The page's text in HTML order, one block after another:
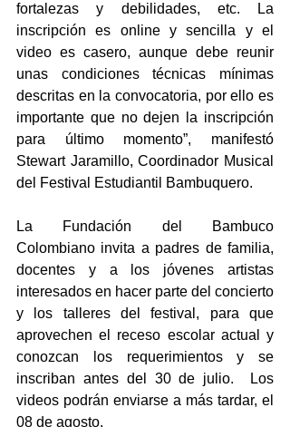
fortalezas y debilidades, etc. La
inscripción es online y sencilla y el
video es casero, aunque debe reunir
unas condiciones técnicas mínimas
descritas en la convocatoria, por ello es
importante que no dejen la inscripción
para último momento”, manifestó
Stewart Jaramillo, Coordinador Musical
del Festival Estudiantil Bambuquero.
La Fundación del Bambuco
Colombiano invita a padres de familia,
docentes y a los jóvenes artistas
interesados en hacer parte del concierto
y los talleres del festival, para que
aprovechen el receso escolar actual y
conozcan los requerimientos y se
inscriban antes del 30 de julio.  Los
videos podrán enviarse a más tardar, el
08 de agosto.